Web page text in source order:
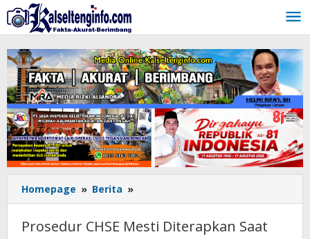
Lewati
ke
konten
Homepage » Berita »
CHSE
Diterapkan
Prosedur CHSE Mesti Diterapkan Saat